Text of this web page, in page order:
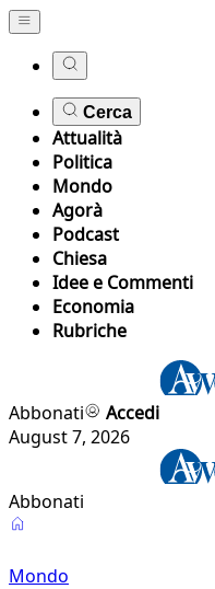
Cerca
Attualità
Politica
Mondo
Agorà
Podcast
Chiesa
Idee e Commenti
Economia
Rubriche
Abbonati
Accedi
August 7, 2026
Abbonati
Mondo